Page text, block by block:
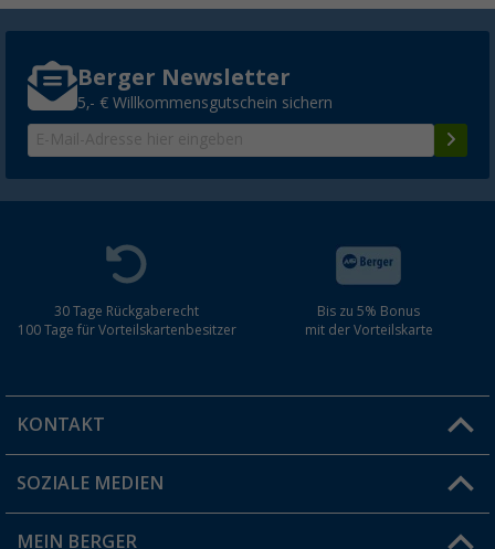
Berger Newsletter
5,- € Willkommensgutschein sichern
30 Tage Rückgaberecht
100 Tage für Vorteilskartenbesitzer
Bis zu 5% Bonus
mit der Vorteilskarte
KONTAKT
Du hast eine Frage?
SOZIALE MEDIEN
MEIN BERGER